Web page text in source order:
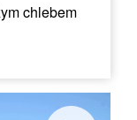
chlebem